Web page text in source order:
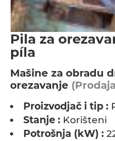
Pila za
píla
Мašine za obradu
orezavanje
Proizvodjač i tip :
Stanje : Korišteni
Potrošnja (kW) :